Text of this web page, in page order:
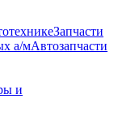
Запчасти
а/мАвтозапчасти
и